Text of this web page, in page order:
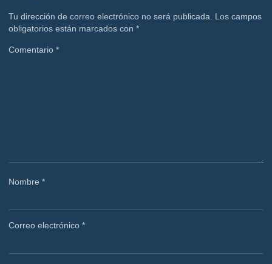
Tu dirección de correo electrónico no será publicada.
Los campos
obligatorios están marcados con*
Comentario*
Nombre*
Correo electrónico*